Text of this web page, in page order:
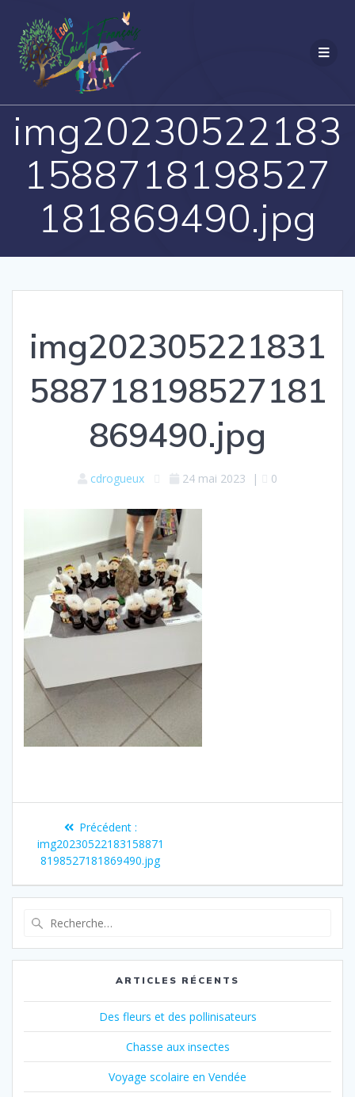
img20230522183
1588718198527
181869490.jpg
img202305221831
588718198527181
869490.jpg
cdrogueux 24 mai 2023 | 0
Navigation
de
l’article
Précédent :Article
précédent
:
img20230522183158871
8198527181869490.jpg
:
ARTICLES RÉCENTS
Des fleurs et des pollinisateurs
Chasse aux insectes
Voyage scolaire en Vendée